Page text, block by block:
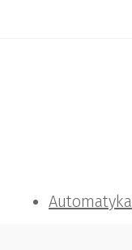
Automatyka